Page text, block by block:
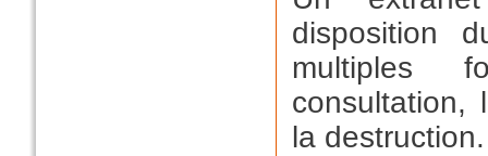
disposition
multiples
consultation,
la destruction.